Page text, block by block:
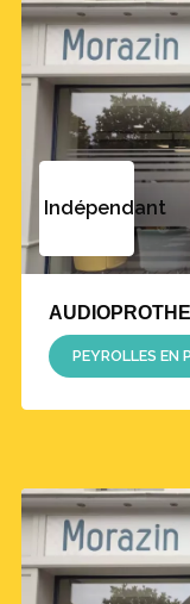
Indépendant
PEYROLLES EN